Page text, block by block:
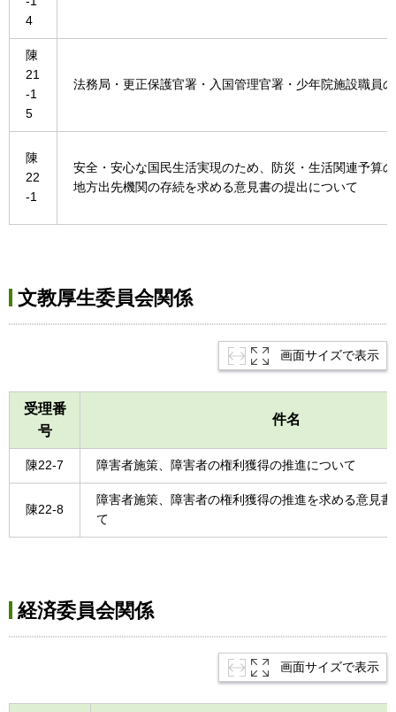
4
陳
21
-1
5
法務局・更正保護官署・入国管理官署・少年院施設職員
陳
22
-1
安全・安心な国民生活実現のため、防災・生活関連予算
地方出先機関の存続を求める意見書の提出について
文教厚生委員会関係
画面サイズで表示
受理番
号
件名
陳22-7 障害者施策、障害者の権利獲得の推進について
陳22-8
障害者施策、障害者の権利獲得の推進を求める意見
て
経済委員会関係
画面サイズで表示